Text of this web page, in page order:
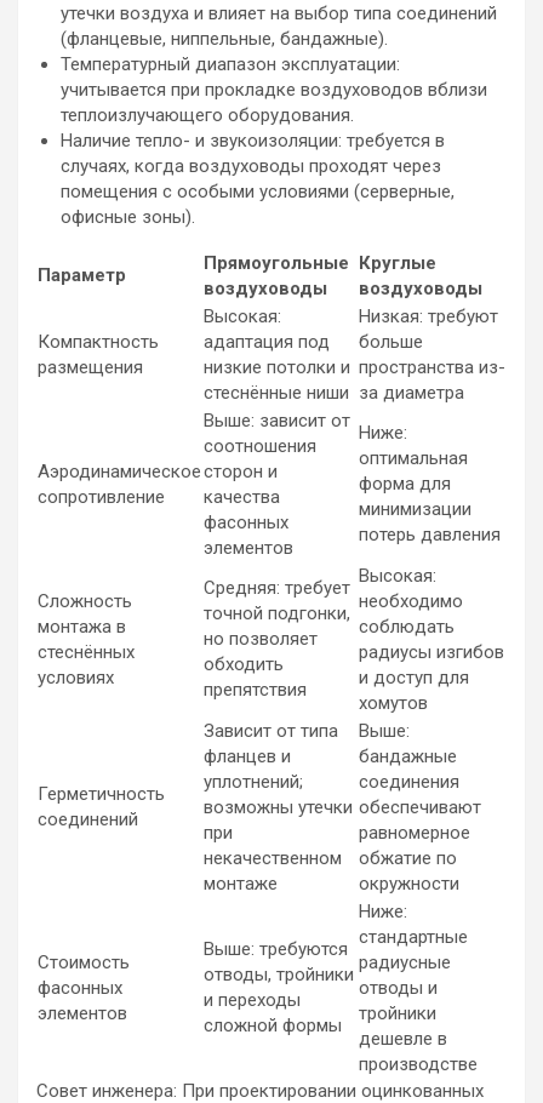
утечки воздуха и влияет на выбор типа соединений
(фланцевые, ниппельные, бандажные).
Температурный диапазон эксплуатации:
учитывается при прокладке воздуховодов вблизи
теплоизлучающего оборудования.
Наличие тепло- и звукоизоляции: требуется в
случаях, когда воздуховоды проходят через
помещения с особыми условиями (серверные,
офисные зоны).
Параметр
Прямоугольные
воздуховоды
Круглые
воздуховоды
Компактность
размещения
Высокая:
адаптация под
низкие потолки и
стеснённые ниши
Низкая: требуют
больше
пространства из-
за диаметра
Аэродинамическое
сопротивление
Выше: зависит от
соотношения
сторон и
качества
фасонных
элементов
Ниже:
оптимальная
форма для
минимизации
потерь давления
Сложность
монтажа в
стеснённых
условиях
Средняя: требует
точной подгонки,
но позволяет
обходить
препятствия
Высокая:
необходимо
соблюдать
радиусы изгибов
и доступ для
хомутов
Герметичность
соединений
Зависит от типа
фланцев и
уплотнений;
возможны утечки
при
некачественном
монтаже
Выше:
бандажные
соединения
обеспечивают
равномерное
обжатие по
окружности
Стоимость
фасонных
элементов
Выше: требуются
отводы, тройники
и переходы
сложной формы
Ниже:
стандартные
радиусные
отводы и
тройники
дешевле в
производстве
Совет инженера: При проектировании оцинкованных